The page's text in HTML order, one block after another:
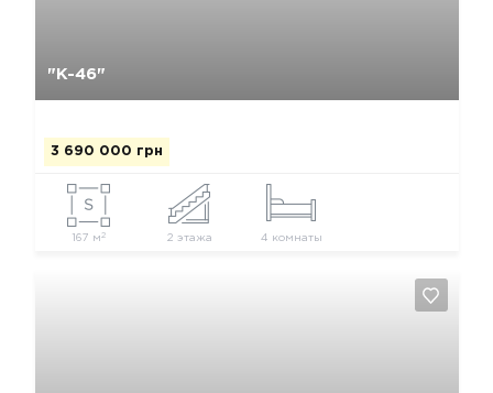
"К-46"
3 690 000 грн
167 м 2 2 этажа 4 комнаты